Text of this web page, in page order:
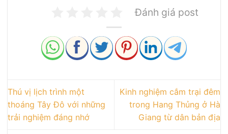
Đánh giá post
Thú vị lịch trình một
thoáng Tây Đô với những
trải nghiệm đáng nhớ
Kinh nghiệm cắm trại đêm
trong Hang Thủng ở Hà
Giang từ dân bản địa